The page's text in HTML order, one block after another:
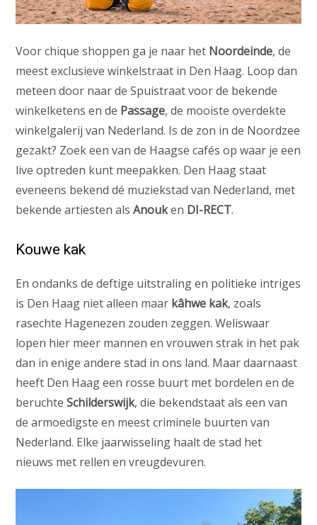
Voor chique shoppen ga je naar het Noordeinde, de
meest exclusieve winkelstraat in Den Haag. Loop dan
meteen door naar de Spuistraat voor de bekende
winkelketens en de Passage, de mooiste overdekte
winkelgalerij van Nederland. Is de zon in de Noordzee
gezakt? Zoek een van de Haagse cafés op waar je een
live optreden kunt meepakken. Den Haag staat
eveneens bekend dé muziekstad van Nederland, met
bekende artiesten alsAnouken DI-RECT.
Kouwe kak
En ondanks de deftige uitstraling en politieke intriges
is Den Haag niet alleen maar kâhwe kak, zoals
rasechte Hagenezen zouden zeggen. Weliswaar
lopen hier meer mannen en vrouwen strak in het pak
dan in enige andere stad in ons land. Maar daarnaast
heeft Den Haag een rosse buurt met bordelen en de
beruchteSchilderswijk, die bekendstaat als een van
de armoedigste en meest criminele buurten van
Nederland. Elke jaarwisseling haalt de stad het
nieuws met rellen en vreugdevuren.